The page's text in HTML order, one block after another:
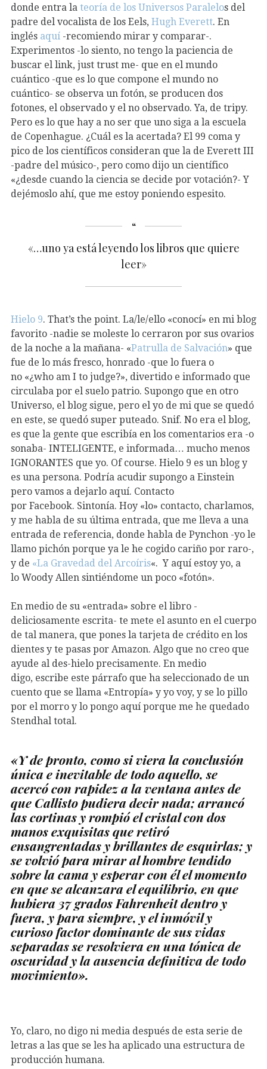
donde entra la teoría de los Universos Paralelos del
padre del vocalista de los Eels, Hugh Everett. En
inglés aquí -recomiendo mirar y comparar-.
Experimentos -lo siento, no tengo la paciencia de
buscar el link, just trust me- que en el mundo
cuántico -que es lo que compone el mundo no
cuántico- se observa un fotón, se producen dos
fotones, el observado y el no observado. Ya, de tripy.
Pero es lo que hay a no ser que uno siga a la escuela
de Copenhague. ¿Cuál es la acertada? El 99 coma y
pico de los científicos consideran que la de Everett III
-padre del músico-, pero como dijo un científico
«¿desde cuando la ciencia se decide por votación?- Y
dejémoslo ahí, que me estoy poniendo espesito.
«…uno ya está leyendo los libros que quiere
leer»
Hielo 9. That’s the point. La/le/ello «conocí» en mi blog
favorito -nadie se moleste lo cerraron por sus ovarios
de la noche a la mañana- «Patrulla de Salvación» que
fue de lo más fresco, honrado -que lo fuera o
no «¿who am I to judge?», divertido e informado que
circulaba por el suelo patrio. Supongo que en otro
Universo, el blog sigue, pero el yo de mi que se quedó
en este, se quedó super puteado. Snif. No era el blog,
es que la gente que escribía en los comentarios era -o
sonaba- INTELIGENTE, e informada… mucho menos
IGNORANTES que yo. Of course. Hielo 9 es un blog y
es una persona. Podría acudir supongo a Einstein
pero vamos a dejarlo aquí. Contacto
por Facebook. Sintonía. Hoy «lo» contacto, charlamos,
y me habla de su última entrada, que me lleva a una
entrada de referencia, donde habla de Pynchon -yo le
llamo pichón porque ya le he cogido cariño por raro-,
y de «La Gravedad del Arcoíris«. Y aquí estoy yo, a
lo Woody Allen sintiéndome un poco «fotón».
En medio de su «entrada» sobre el libro -
deliciosamente escrita- te mete el asunto en el cuerpo
de tal manera, que pones la tarjeta de crédito en los
dientes y te pasas por Amazon. Algo que no creo que
ayude al des-hielo precisamente. En medio
digo, escribe este párrafo que ha seleccionado de un
cuento que se llama «Entropía» y yo voy, y se lo pillo
por el morro y lo pongo aquí porque me he quedado
Stendhal total.
«Y de pronto, como si viera la conclusión
única e inevitable de todo aquello, se
acercó con rapidez a la ventana antes de
que Callisto pudiera decir nada; arrancó
las cortinas y rompió el cristal con dos
manos exquisitas que retiró
ensangrentadas y brillantes de esquirlas; y
se volvió para mirar al hombre tendido
sobre la cama y esperar con él el momento
en que se alcanzara el equilibrio, en que
hubiera 37 grados Fahrenheit dentro y
fuera, y para siempre, y el inmóvil y
curioso factor dominante de sus vidas
separadas se resolviera en una tónica de
oscuridad y la ausencia definitiva de todo
movimiento».
Yo, claro, no digo ni media después de esta serie de
letras a las que se les ha aplicado una estructura de
producción humana.